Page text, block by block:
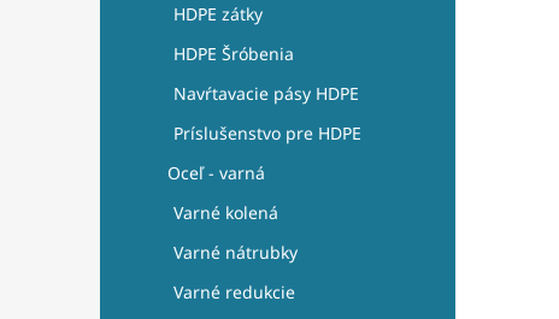
HDPE zátky
HDPE Šróbenia
Navŕtavacie pásy HDPE
Príslušenstvo pre HDPE
Oceľ - varná
Varné kolená
Varné nátrubky
Varné redukcie